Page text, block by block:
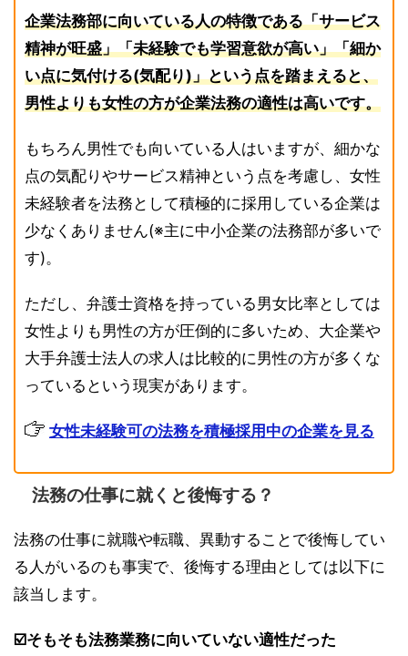
企業法務部に向いている人の特徴である「サービス
精神が旺盛」「未経験でも学習意欲が高い」「細か
い点に気付ける(気配り)」という点を踏まえると、
男性よりも女性の方が企業法務の適性は高いです。
もちろん男性でも向いている人はいますが、細かな
点の気配りやサービス精神という点を考慮し、女性
未経験者を法務として積極的に採用している企業は
少なくありません(※主に中小企業の法務部が多いで
す)。
ただし、弁護士資格を持っている男女比率としては
女性よりも男性の方が圧倒的に多いため、大企業や
大手弁護士法人の求人は比較的に男性の方が多くな
っているという現実があります。
女性未経験可の法務を積極採用中の企業を見る
法務の仕事に就くと後悔する？
法務の仕事に就職や転職、異動することで後悔してい
る人がいるのも事実で、後悔する理由としては以下に
該当します。
☑️そもそも法務業務に向いていない適性だった